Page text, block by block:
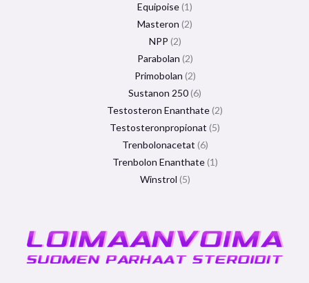
Equipoise 1
Masteron 2
NPP 2
Parabolan 2
Primobolan 2
Sustanon 250 6
Testosteron Enanthate 2
Testosteronpropionat 5
Trenbolonacetat 6
Trenbolon Enanthate 1
Winstrol 5